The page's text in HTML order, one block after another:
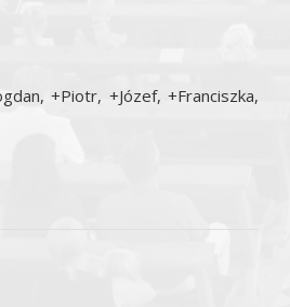
+Piotr, +Józef, +Franciszka,